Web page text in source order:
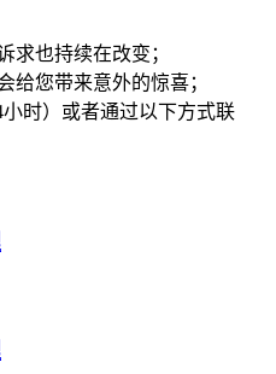
求也持续在改变；
给您带来意外的惊喜；
小时）或者通过以下方式联